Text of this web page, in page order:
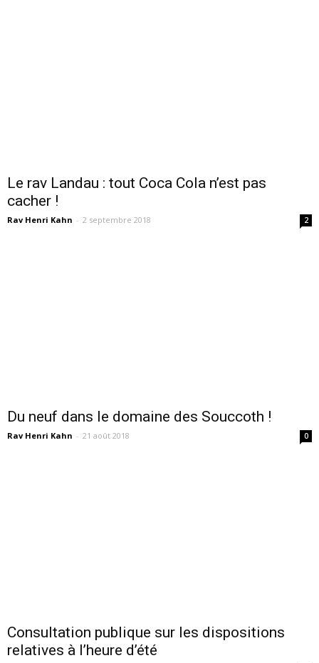
Le rav Landau : tout Coca Cola n’est pas
cacher !
Rav Henri Kahn - 2 septembre 2018 2
Du neuf dans le domaine des Souccoth !
Rav Henri Kahn - 21 août 2018 0
Consultation publique sur les dispositions
relatives à l’heure d’été